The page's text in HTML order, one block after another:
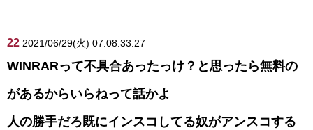
22 2021/06/29(火) 07:08:33.27
WINRARって不具合あったっけ？と思ったら無料の
があるからいらねって話かよ
人の勝手だろ既にインスコしてる奴がアンスコする